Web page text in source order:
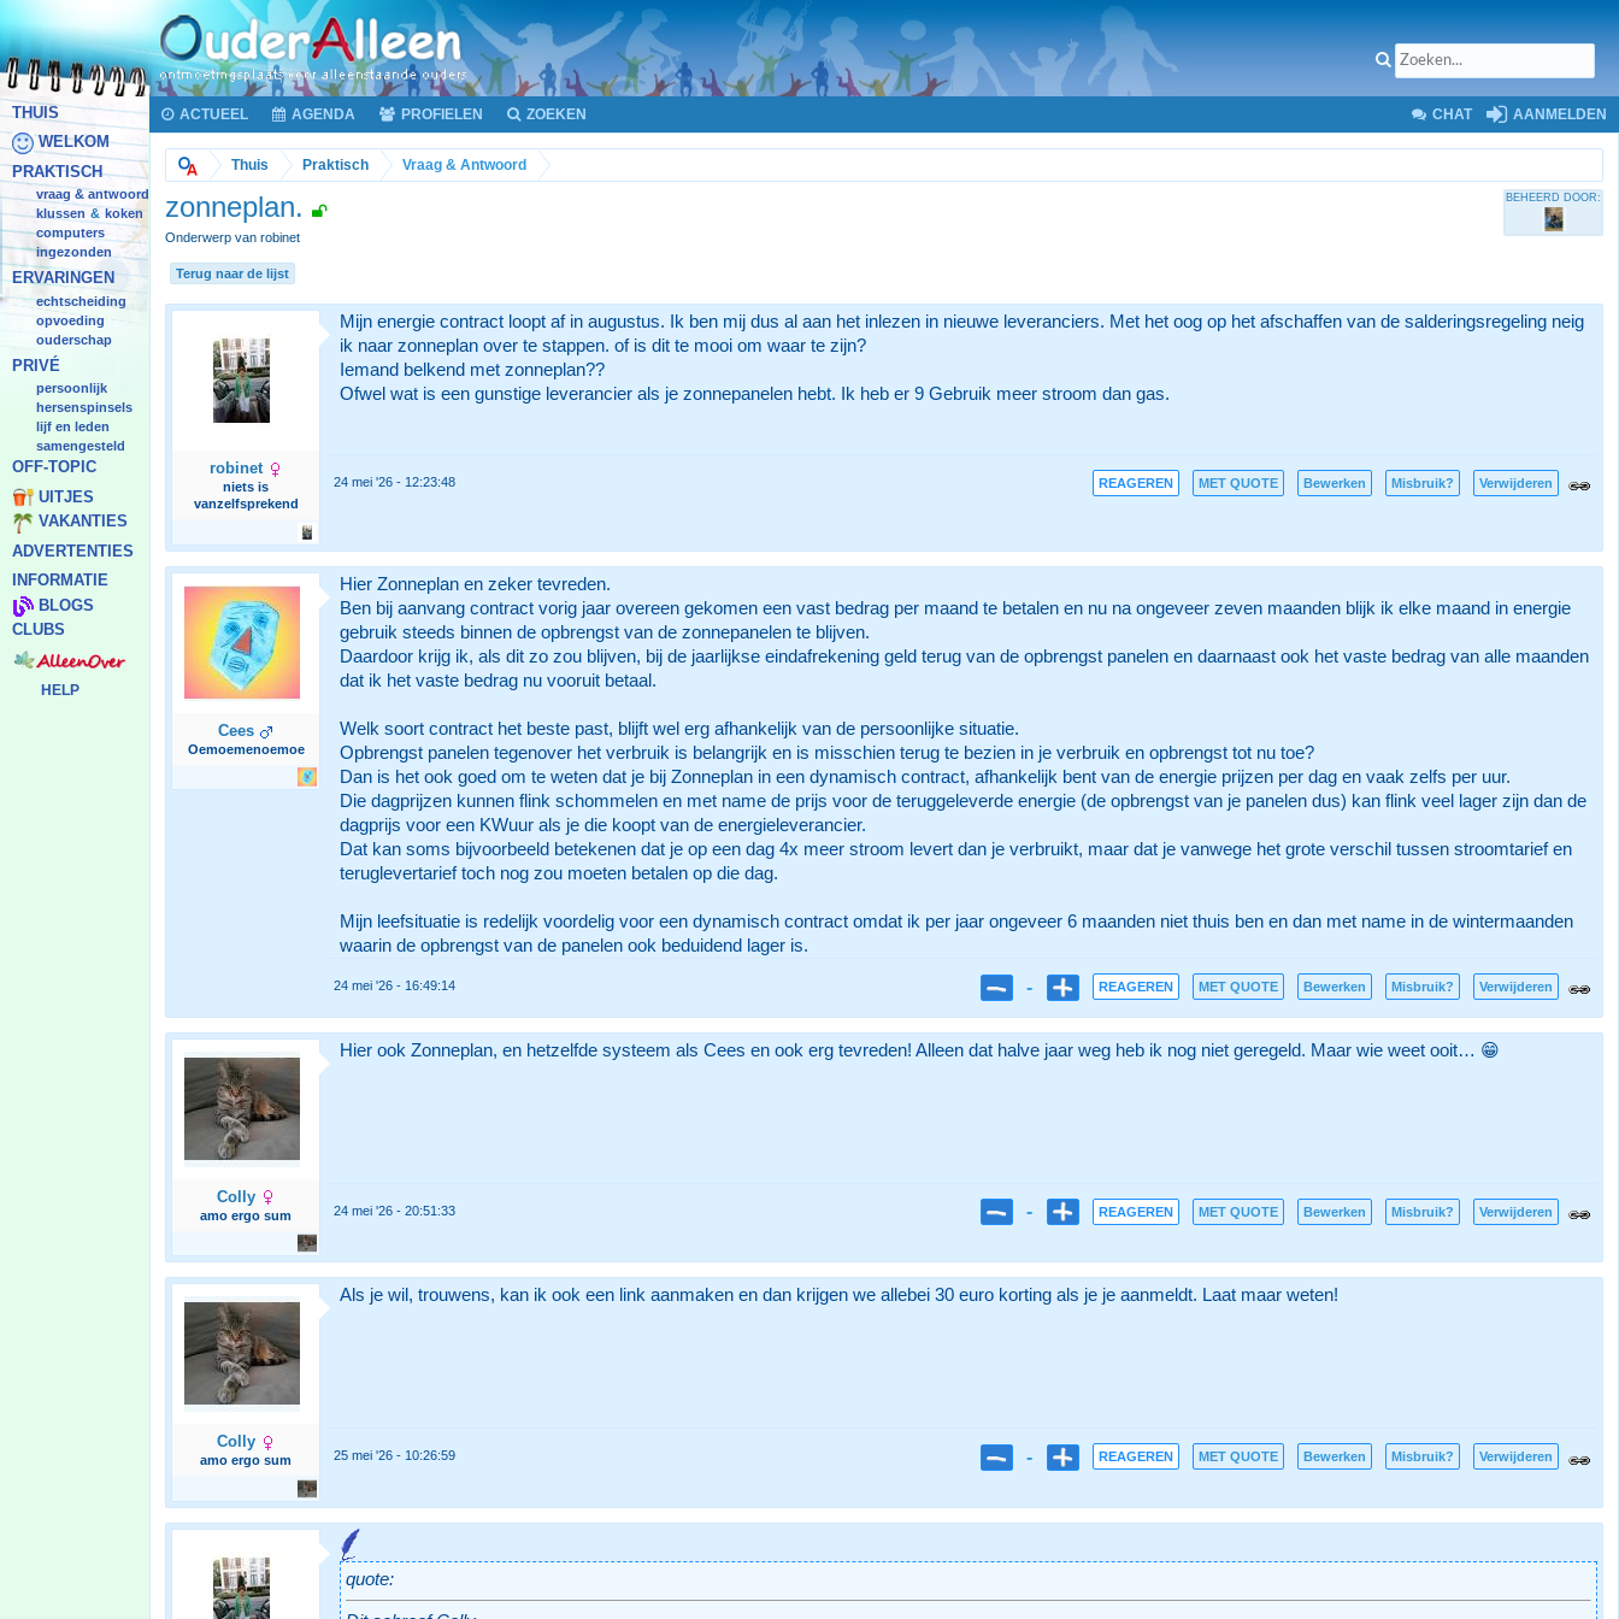
THUIS
WELKOM
PRAKTISCH
vraag & antwoord
klussen & koken
computers
ingezonden
ERVARINGEN
echtscheiding
opvoeding
ouderschap
PRIVÉ
persoonlijk
hersenspinsels
lijf en leden
samengesteld
OFF-TOPIC
UITJES
VAKANTIES
ADVERTENTIES
INFORMATIE
BLOGS
CLUBS
HELP
ACTUEEL AGENDA PROFIELEN ZOEKEN CHAT AANMELDEN
Thuis Praktisch Vraag & Antwoord
zonneplan.
Onderwerp van robinet
BEHEERD DOOR:
Terug naar de lijst
robinet
niets is
vanzelfsprekend
Mijn energie contract loopt af in augustus. Ik ben mij dus al aan het inlezen in nieuwe leveranciers. Met het oog op het afschaffen van de salderingsregeling neig
ik naar zonneplan over te stappen. of is dit te mooi om waar te zijn?
Iemand belkend met zonneplan??
Ofwel wat is een gunstige leverancier als je zonnepanelen hebt. Ik heb er 9 Gebruik meer stroom dan gas.
24 mei '26 - 12:23:48 REAGEREN MET QUOTE Bewerken Misbruik? Verwijderen
Cees
Oemoemenoemoe
Hier Zonneplan en zeker tevreden.
Ben bij aanvang contract vorig jaar overeen gekomen een vast bedrag per maand te betalen en nu na ongeveer zeven maanden blijk ik elke maand in energie
gebruik steeds binnen de opbrengst van de zonnepanelen te blijven.
Daardoor krijg ik, als dit zo zou blijven, bij de jaarlijkse eindafrekening geld terug van de opbrengst panelen en daarnaast ook het vaste bedrag van alle maanden
dat ik het vaste bedrag nu vooruit betaal.
Welk soort contract het beste past, blijft wel erg afhankelijk van de persoonlijke situatie.
Opbrengst panelen tegenover het verbruik is belangrijk en is misschien terug te bezien in je verbruik en opbrengst tot nu toe?
Dan is het ook goed om te weten dat je bij Zonneplan in een dynamisch contract, afhankelijk bent van de energie prijzen per dag en vaak zelfs per uur.
Die dagprijzen kunnen flink schommelen en met name de prijs voor de teruggeleverde energie (de opbrengst van je panelen dus) kan flink veel lager zijn dan de
dagprijs voor een KWuur als je die koopt van de energieleverancier.
Dat kan soms bijvoorbeeld betekenen dat je op een dag 4x meer stroom levert dan je verbruikt, maar dat je vanwege het grote verschil tussen stroomtarief en
teruglevertarief toch nog zou moeten betalen op die dag.
Mijn leefsituatie is redelijk voordelig voor een dynamisch contract omdat ik per jaar ongeveer 6 maanden niet thuis ben en dan met name in de wintermaanden
waarin de opbrengst van de panelen ook beduidend lager is.
24 mei '26 - 16:49:14 - REAGEREN MET QUOTE Bewerken Misbruik? Verwijderen
Colly
amo ergo sum
Hier ook Zonneplan, en hetzelfde systeem als Cees en ook erg tevreden! Alleen dat halve jaar weg heb ik nog niet geregeld. Maar wie weet ooit… 😁
24 mei '26 - 20:51:33 - REAGEREN MET QUOTE Bewerken Misbruik? Verwijderen
Colly
amo ergo sum
Als je wil, trouwens, kan ik ook een link aanmaken en dan krijgen we allebei 30 euro korting als je je aanmeldt. Laat maar weten!
25 mei '26 - 10:26:59 - REAGEREN MET QUOTE Bewerken Misbruik? Verwijderen
quote: